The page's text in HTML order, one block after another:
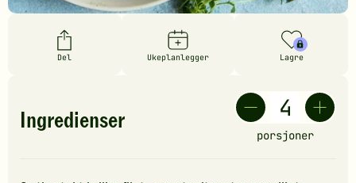
Del Ukeplanlegger Lagre
Ingredienser
porsjoner